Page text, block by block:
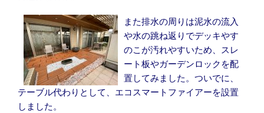
また排水の周りは泥水の流入
や水の跳ね返りでデッキやす
のこが汚れやすいため、スレ
ート板やガーデンロックを配
置してみました。ついでに、
テーブル代わりとして、エコスマートファイアーを設置
しました。